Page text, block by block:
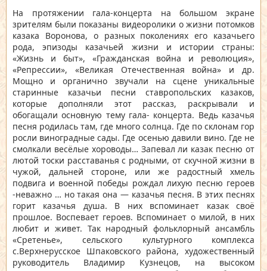
На протяжении гала-концерта на большом экране
зрителям были показаны видеоролики о жизни потомков
казака Воронова, о разных поколениях его казачьего
рода, эпизоды казачьей жизни и истории страны:
«Жизнь и быт», «Гражданская война и революция»,
«Репрессии», «Великая Отечественная война» и др.
Мощно и органично звучали на сцене уникальные
старинные казачьи песни ставропольских казаков,
которые дополняли этот рассказ, раскрывали и
обогащали основную тему гала- концерта. Ведь казачья
песня родилась там, где много солнца. Где по склонам гор
росли виноградные сады. Где осенью давили вино. Где не
смолкали весёлые хороводы… Запевал ли казак песню от
лютой тоски расставанья с родными, от скучной жизни в
чужой, дальней стороне, или же радостный хмель
подвига и военной победы рождал лихую песню героев
-неважно … но такая она — казачья песня. В этих песнях
горит казачья душа. В них вспоминает казак своё
прошлое. Воспевает героев. Вспоминает о милой, в них
любит и живет. Так народный фольклорный ансамбль
«Сретенье», сельского культурного комплекса
с.Верхнерусское Шпаковского района, художественный
руководитель Владимир Кузнецов, на высоком